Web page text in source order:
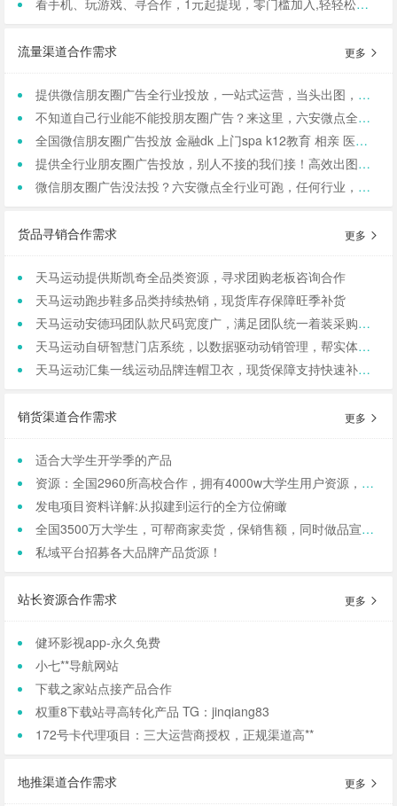
流量渠道合作需求 更多
提供微信朋友圈广告全行业投放，一站式运营，当头出图，包过审！
不知道自己行业能不能投朋友圈广告？来这里，六安微点全行业可投！包资质！
全国微信朋友圈广告投放 金融dk 上门spa k12教育 相亲 医院医美 国学等禁投行业包资质 过审 无需保证金
提供全行业朋友圈广告投放，别人不接的我们接！高效出图、专业运营！
微信朋友圈广告没法投？六安微点全行业可跑，任何行业，当天出图，包过审！
货品寻销合作需求 更多
天马运动提供斯凯奇全品类资源，寻求团购老板咨询合作
天马运动跑步鞋多品类持续热销，现货库存保障旺季补货
天马运动安德玛团队款尺码宽度广，满足团队统一着装采购需求
天马运动自研智慧门店系统，以数据驱动动销管理，帮实体商家轻量化运营
天马运动汇集一线运动品牌连帽卫衣，现货保障支持快速补货，寻求b端商家合作
销货渠道合作需求 更多
适合大学生开学季的产品
资源：全国2960所高校合作，拥有4000w大学生用户资源，8万+发底薪的校内学生团长，需求符合大学生日常消费的产品，可保RIO
发电项目资料详解:从拟建到运行的全方位俯瞰
全国3500万大学生，可帮商家卖货，保销售额，同时做品宣和私域搭建！
私域平台招募各大品牌产品货源！
站长资源合作需求 更多
健环影视app-永久免费
小七**导航网站
下载之家站点接产品合作
权重8下载站寻高转化产品 TG：jinqiang83
172号卡代理项目：三大运营商授权，正规渠道高**
地推渠道合作需求 更多